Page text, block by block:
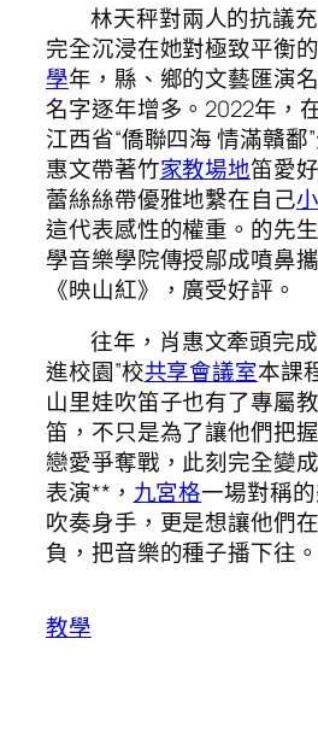
林天秤對兩人的抗議
完全沉浸在她對極致平衡
學年，縣、鄉的文藝匯演
名字逐年增多。2022年，
江西省“僑聯四海 情滿贛鄱
惠文帶著竹家教場地笛愛
蕾絲絲帶優雅地繫在自己
這代表感性的權重。的先
學音樂學院傳授鄔成噴鼻
《映山紅》，廣受好評。
往年，肖惠文牽頭完
進校園”校共享會議室本課
山里娃吹笛子也有了專屬
笛，不只是為了讓他們把
戀愛爭奪戰，此刻完全變
表演**， 九宮格一場對稱
吹奏身手，更是想讓他們
負，把音樂的種子播下往。
教學